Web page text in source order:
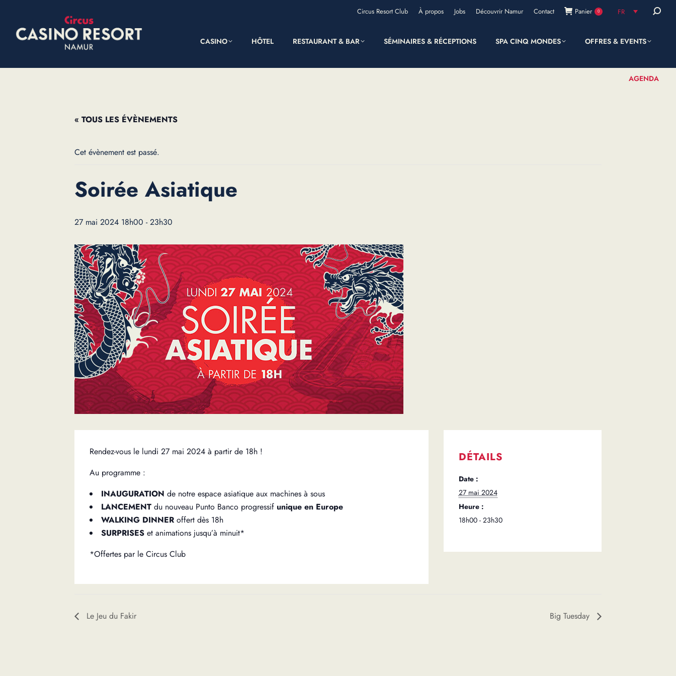
Circus Resort Club À propos Jobs Découvrir Namur Contact Panier 0 FR
CASINO HÔTEL RESTAURANT & BAR SÉMINAIRES & RÉCEPTIONS SPA CINQ MONDES OFFRES & EVENTS
AGENDA
« TOUS LES ÉVÈNEMENTS
Cet évènement est passé.
Soirée Asiatique
27 mai 2024 18h00 -23h30
Rendez-vous le lundi 27 mai 2024 à partir de 18h !
Au programme :
INAUGURATION de notre espace asiatique aux machines à sous
LANCEMENT du nouveau Punto Banco progressif unique en Europe
WALKING DINNER offert dès 18h
SURPRISES et animations jusqu’à minuit*
*Offertes par le Circus Club
DÉTAILS
Date :
27 mai 2024
Heure :
18h00 - 23h30
Le Jeu du Fakir Big Tuesday